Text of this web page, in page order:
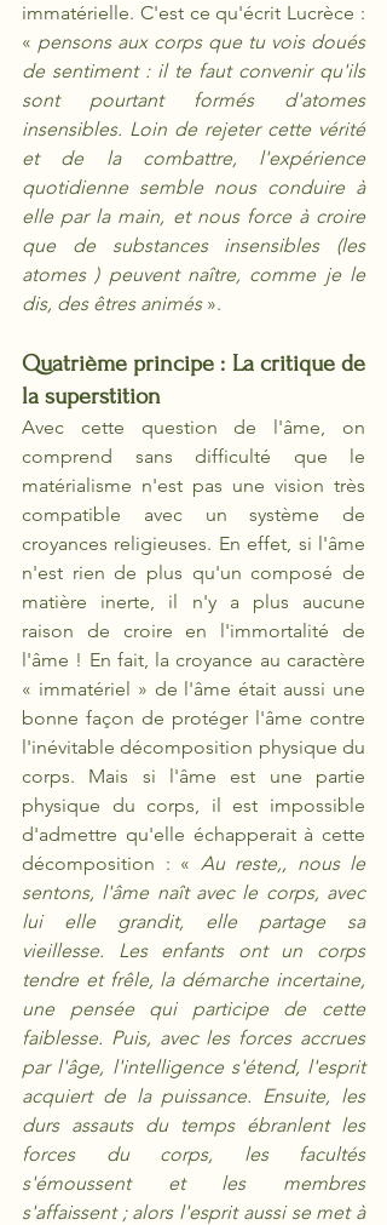
immatérielle. C'est ce qu'écrit Lucrèce :
« pensons aux corps que tu vois doués
de sentiment : il te faut convenir qu'ils
sont pourtant formés d'atomes
insensibles. Loin de rejeter cette vérité
et de la combattre, l'expérience
quotidienne semble nous conduire à
elle par la main, et nous force à croire
que de substances insensibles (les
atomes ) peuvent naître, comme je le
dis, des êtres animés ».
Quatrième principe : La critique de
la superstition
Avec cette question de l'âme, on
comprend sans difficulté que le
matérialisme n'est pas une vision très
compatible avec un système de
croyances religieuses. En effet, si l'âme
n'est rien de plus qu'un composé de
matière inerte, il n'y a plus aucune
raison de croire en l'immortalité de
l'âme ! En fait, la croyance au caractère
« immatériel » de l'âme était aussi une
bonne façon de protéger l'âme contre
l'inévitable décomposition physique du
corps. Mais si l'âme est une partie
physique du corps, il est impossible
d'admettre qu'elle échapperait à cette
décomposition : « Au reste,, nous le
sentons, l'âme naît avec le corps, avec
lui elle grandit, elle partage sa
vieillesse. Les enfants ont un corps
tendre et frêle, la démarche incertaine,
une pensée qui participe de cette
faiblesse. Puis, avec les forces accrues
par l'âge, l'intelligence s'étend, l'esprit
acquiert de la puissance. Ensuite, les
durs assauts du temps ébranlent les
forces du corps, les facultés
s'émoussent et les membres
s'affaissent ; alors l'esprit aussi se met à